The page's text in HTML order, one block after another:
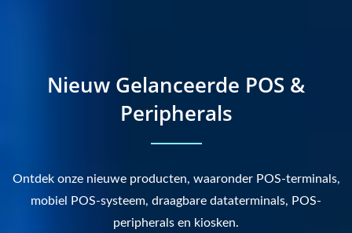
Nieuw Gelanceerde POS &
Peripherals
Ontdek onze nieuwe producten, waaronder POS-terminals,
mobiel POS-systeem, draagbare dataterminals, POS-
peripherals en kiosken.